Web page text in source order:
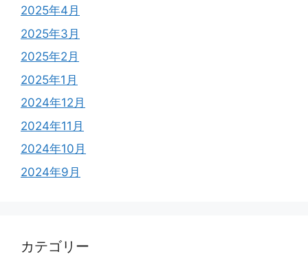
2025年4月
2025年3月
2025年2月
2025年1月
2024年12月
2024年11月
2024年10月
2024年9月
カテゴリー